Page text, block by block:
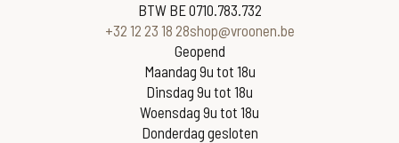
BTW BE 0710.783.732
+32 12 23 18 28shop@vroonen.be
Geopend
Maandag 9u tot 18u
Dinsdag 9u tot 18u
Woensdag 9u tot 18u
Donderdag gesloten